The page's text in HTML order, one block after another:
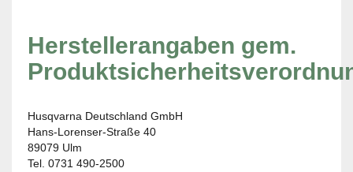
Herstellerangaben gem.
Husqvarna Deutschland GmbH
Hans-Lorenser-Straße 40
89079 Ulm
Tel. 0731 490-2500